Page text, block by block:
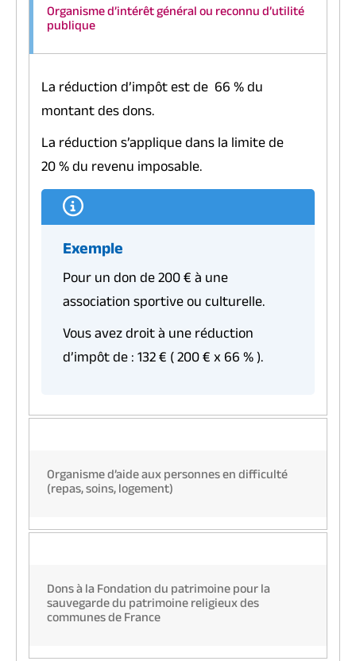
Organisme d’intérêt général ou reconnu d’utilité
publique
La réduction d’impôt est de 66 %du
montant des dons.
La réduction s’applique dans la limite de
20 %du revenu imposable.
Exemple
Pour un don de200 €à une
association sportive ou culturelle.
Vous avez droit à une réduction
d’impôt de :132 €(200 €x66 %).
Organisme d’aide aux personnes en difficulté
(repas, soins, logement)
Dons à la Fondation du patrimoine pour la
sauvegarde du patrimoine religieux des
communes de France